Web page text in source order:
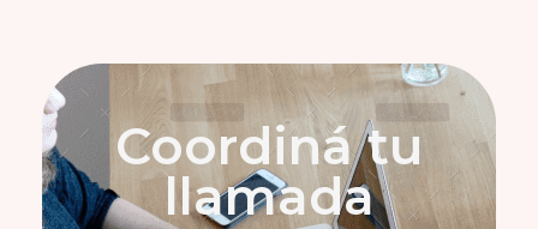
Coordiná tu
llamada